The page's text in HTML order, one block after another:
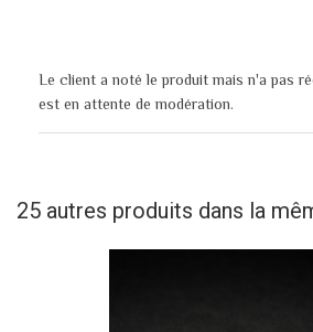
Le client a noté le produit mais n'a pas
est en attente de modération.
25 autres produits dans la